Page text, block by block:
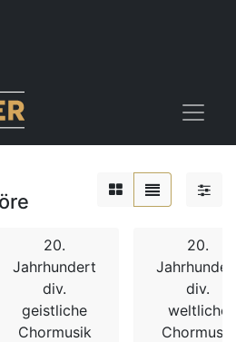
20.
Jahrhundert
div.
geistliche
Chormusik
20.
div.
weltliche
Chormusik